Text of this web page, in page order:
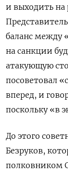
и выходить на
баланс между
на санкции
атакующую
посоветовал
вперед, и
поскольку «в
До этого
Безруков,
полковником